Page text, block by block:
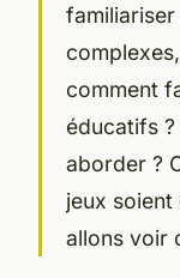
comment
éducatifs ?
aborder ?
jeux soient
allons voir